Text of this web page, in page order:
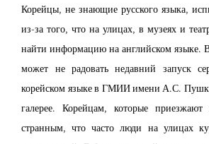
Корейцы, не знающие русского языка,
из-за того, что на улицах, в музеях и
найти информацию на английском языке.
может не радовать недавний запуск
корейском языке в ГМИИ имени А.С.
галерее. Корейцам, которые
странным, что часто люди на улицах